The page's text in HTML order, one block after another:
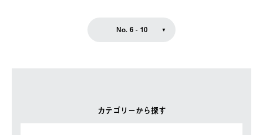
カテゴリーから探す
No. 6 - 10